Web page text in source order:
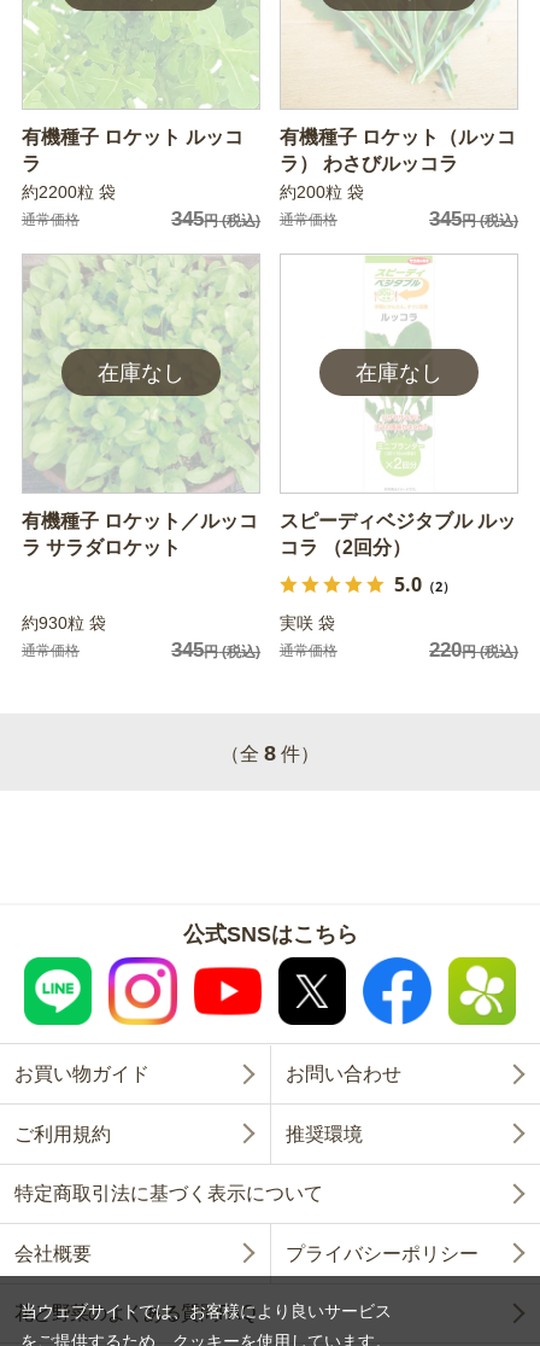
有機種子 ロケット ルッコ
ラ
約2200粒 袋
通常価格 345円(税込)
有機種子 ロケット（ルッコ
ラ） わさびルッコラ
約200粒 袋
通常価格 345円(税込)
有機種子 ロケット／ルッコ
ラ サラダロケット
約930粒 袋
通常価格 345円(税込)
スピーディベジタブル ルッ
コラ （2回分）
5.0（2）
実咲 袋
通常価格 220円(税込)
（全 8 件）
公式SNSはこちら
お買い物ガイド お問い合わせ
ご利用規約 推奨環境
特定商取引法に基づく表示について
会社概要 プライバシーポリシー
花と野菜のよくある質問FAQ
当ウェブサイトでは、お客様により良いサービス
をご提供するため、クッキーを使用しています。